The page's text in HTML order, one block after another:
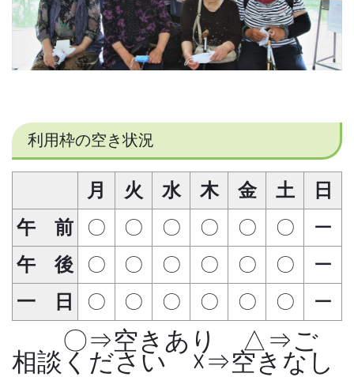
利用枠の空き状況
月 火 水 木 金 土
日
午 前
〇 〇 〇 〇 〇 〇
ー
午 後
〇 〇 〇 〇 〇 〇
ー
一 日
〇 〇 〇 〇 〇 〇 ー
〇⇒空きあり △⇒ご
相談ください ☓⇒空きなし